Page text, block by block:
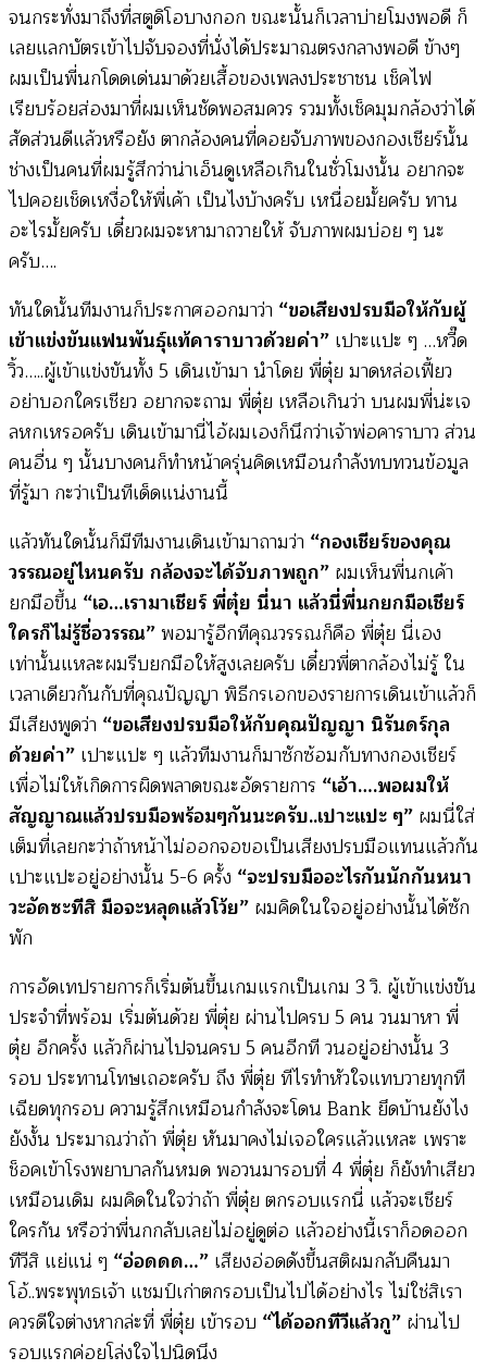
จนกระทั่งมาถึงที่สตูดิโอบางกอก ขณะนั้นก็เวลาบ่ายโมงพอดี ก็
เลยแลกบัตรเข้าไปจับจองที่นั่งได้ประมาณตรงกลางพอดี ข้างๆ
ผมเป็นพี่นกโดดเด่นมาด้วยเสื้อของเพลงประชาชน เช็คไฟ
เรียบร้อยส่องมาที่ผมเห็นชัดพอสมควร รวมทั้งเช็คมุมกล้องว่าได้
สัดส่วนดีแล้วหรือยัง ตากล้องคนที่คอยจับภาพของกองเชียร์นั้น
ช่างเป็นคนที่ผมรู้สึกว่าน่าเอ็นดูเหลือเกินในชั่วโมงนั้น อยากจะ
ไปคอยเช็ดเหงื่อให้พี่เค้า เป็นไงบ้างครับ เหนื่อยมั้ยครับ ทาน
อะไรมั้ยครับ เดี๋ยวผมจะหามาถวายให้ จับภาพผมบ่อย ๆ นะ
ครับ….
ทันใดนั้นทีมงานก็ประกาศออกมาว่า “ขอเสียงปรบมือให้กับผู้
เข้าแข่งขันแฟนพันธุ์แท้คาราบาวด้วยค่า” เปาะแปะ ๆ …หวี๊ด
วิ้ว…..ผู้เข้าแข่งขันทั้ง 5 เดินเข้ามา นำโดย พี่ตุ๋ย มาดหล่อเฟี้ยว
อย่าบอกใครเชียว อยากจะถาม พี่ตุ๋ย เหลือเกินว่า บนผมพี่น่ะเจ
ลหกเหรอครับ เดินเข้ามานี่ไอ้ผมเองก็นึกว่าเจ้าพ่อคาราบาว ส่วน
คนอื่น ๆ นั้นบางคนก็ทำหน้าครุ่นคิดเหมือนกำลังทบทวนข้อมูล
ที่รู้มา กะว่าเป็นทีเด็ดแน่งานนี้
แล้วทันใดนั้นก็มีทีมงานเดินเข้ามาถามว่า “กองเชียร์ของคุณ
วรรณอยู่ไหนครับ กล้องจะได้จับภาพถูก” ผมเห็นพี่นกเค้า
ยกมือขึ้น “เอ…เรามาเชียร์ พี่ตุ๋ย นี่นา แล้วนี่พี่นกยกมือเชียร์
ใครก็ไม่รู้ชื่อวรรณ”พอมารู้อีกทีคุณวรรณก็คือ พี่ตุ๋ย นี่เอง
เท่านั้นแหละผมรีบยกมือให้สูงเลยครับ เดี๋ยวพี่ตากล้องไม่รู้ ใน
เวลาเดียวกันกับที่คุณปัญญา พิธีกรเอกของรายการเดินเข้าแล้วก็
มีเสียงพูดว่า “ขอเสียงปรบมือให้กับคุณปัญญา นิรันดร์กุล
ด้วยค่า” เปาะแปะ ๆ แล้วทีมงานก็มาซักซ้อมกับทางกองเชียร์
เพื่อไม่ให้เกิดการผิดพลาดขณะอัดรายการ “เอ้า….พอผมให้
สัญญาณแล้วปรบมือพร้อมๆกันนะครับ..เปาะแปะ ๆ” ผมนี่ใส่
เต็มที่เลยกะว่าถ้าหน้าไม่ออกจอขอเป็นเสียงปรบมือแทนแล้วกัน
เปาะแปะอยู่อย่างนั้น 5-6 ครั้ง “จะปรบมืออะไรกันนักกันหนา
วะอัดซะทีสิ มือจะหลุดแล้วโว้ย” ผมคิดในใจอยู่อย่างนั้นได้ซัก
พัก
การอัดเทปรายการก็เริ่มต้นขึ้นเกมแรกเป็นเกม 3 วิ. ผู้เข้าแข่งขัน
ประจำที่พร้อม เริ่มต้นด้วย พี่ตุ๋ย ผ่านไปครบ 5 คน วนมาหา พี่
ตุ๋ย อีกครั้ง แล้วก็ผ่านไปจนครบ 5 คนอีกที วนอยู่อย่างนั้น 3
รอบ ประทานโทษเถอะครับ ถึง พี่ตุ๋ย ทีไรทำหัวใจแทบวายทุกที
เฉียดทุกรอบ ความรู้สึกเหมือนกำลังจะโดน Bank ยึดบ้านยังไง
ยังงั้น ประมาณว่าถ้า พี่ตุ๋ย หันมาคงไม่เจอใครแล้วแหละ เพราะ
ช็อคเข้าโรงพยาบาลกันหมด พอวนมารอบที่ 4 พี่ตุ๋ย ก็ยังทำเสียว
เหมือนเดิม ผมคิดในใจว่าถ้า พี่ตุ๋ย ตกรอบแรกนี่ แล้วจะเชียร์
ใครกัน หรือว่าพี่นกกลับเลยไม่อยู่ดูต่อ แล้วอย่างนี้เราก็อดออก
ทีวีสิ แย่แน่ ๆ “อ่อดดด…” เสียงอ่อดดังขึ้นสติผมกลับคืนมา
โอ้..พระพุทธเจ้า แชมป์เก่าตกรอบเป็นไปได้อย่างไร ไม่ใช่สิเรา
ควรดีใจต่างหากล่ะที่ พี่ตุ๋ย เข้ารอบ “ได้ออกทีวีแล้วกู” ผ่านไป
รอบแรกค่อยโล่งใจไปนิดนึง